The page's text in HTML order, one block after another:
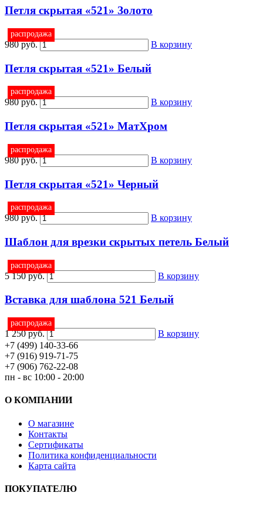
Петля скрытая «521» Золото
распродажа
980 руб. В корзину
Петля скрытая «521» Белый
распродажа
980 руб. В корзину
Петля скрытая «521» МатХром
распродажа
980 руб. В корзину
Петля скрытая «521» Черный
распродажа
980 руб. В корзину
Шаблон для врезки скрытых петель Белый
распродажа
5 150 руб. В корзину
Вставка для шаблона 521 Белый
распродажа
1 250 руб.
В корзину
+7 (499) 140-33-66
+7 (916) 919-71-75
+7 (906) 762-22-08
пн - вс 10:00 - 20:00
О КОМПАНИИ
О магазине
Контакты
Сертификаты
Политика конфиденциальности
Карта сайта
ПОКУПАТЕЛЮ